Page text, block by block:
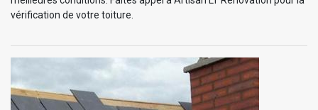
vérification de votre toiture.